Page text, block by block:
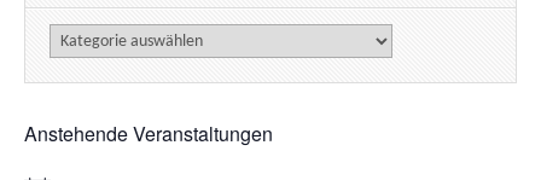
Kategorien
Anstehende Veranstaltungen